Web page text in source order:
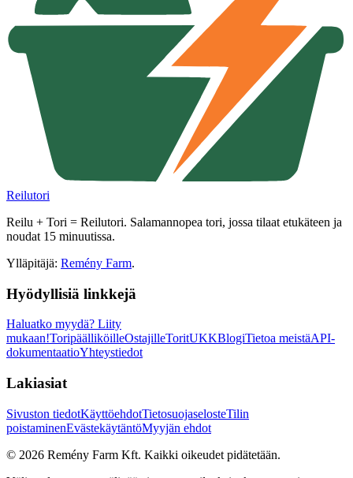
Reilutori
Reilu + Tori = Reilutori. Salamannopea tori, jossa tilaat etukäteen ja
noudat 15 minuutissa.
Ylläpitäjä: Remény Farm.
Hyödyllisiä linkkejä
Haluatko myydä? Liity
mukaan!ToripäälliköilleOstajilleToritUKKBlogiTietoa meistäAPI-
dokumentaatioYhteystiedot
Lakiasiat
Sivuston tiedotKäyttöehdotTietosuojaselosteTilin
poistaminenEvästekäytäntöMyyjän ehdot
© 2026 Remény Farm Kft. Kaikki oikeudet pidätetään.